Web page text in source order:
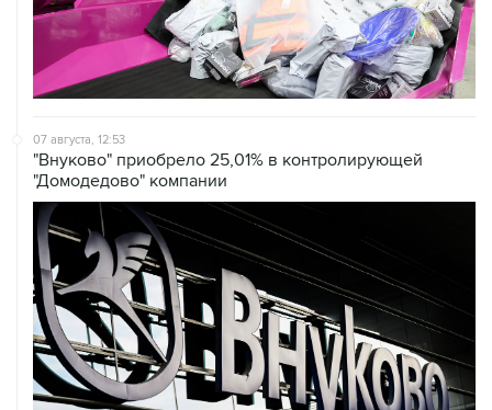
07 августа, 12:53
"Внуково" приобрело 25,01% в контролирующей
"Домодедово" компании